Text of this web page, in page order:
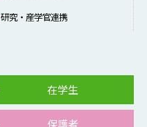
研究・産学官連携
在学生
保護者